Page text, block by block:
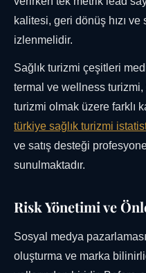
kalitesi, geri dönüş hızı ve
izlenmelidir.
Sağlık turizmi çeşitleri
termal ve wellness turizmi,
turizmi olmak üzere farklı
türkiye sağlık turizmi
ve satış desteği
sunulmaktadır.
Risk Yönetimi ve
Sosyal medya
oluşturma ve marka